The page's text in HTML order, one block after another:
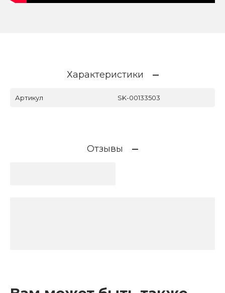
Характеристики
Артикул SK-00133503
Отзывы